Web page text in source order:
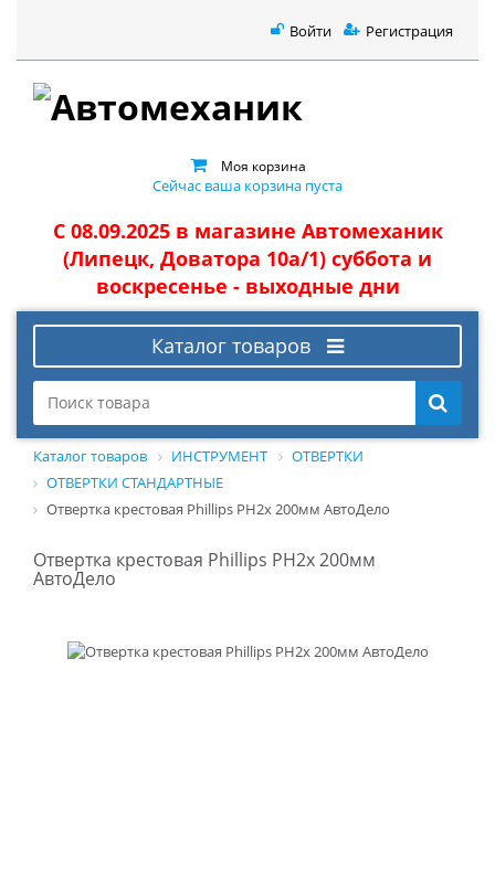
Войти Регистрация
Моя корзина
Сейчас ваша корзина пуста
С 08.09.2025 в магазине Автомеханик
(Липецк, Доватора 10а/1) суббота и
воскресенье - выходные дни
Каталог товаров
Каталог товаров ИНСТРУМЕНТ
ОТВЕРТКИ
ОТВЕРТКИ СТАНДАРТНЫЕ
Отвертка крестовая Phillips PH2х 200мм АвтоДело
Отвертка крестовая Phillips PH2х 200мм
АвтоДело